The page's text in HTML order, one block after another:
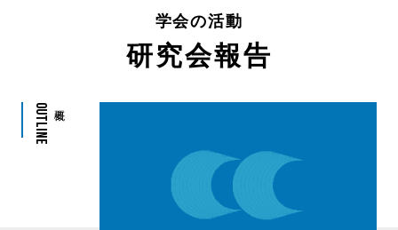
学会の活動
研究会報告
Outline